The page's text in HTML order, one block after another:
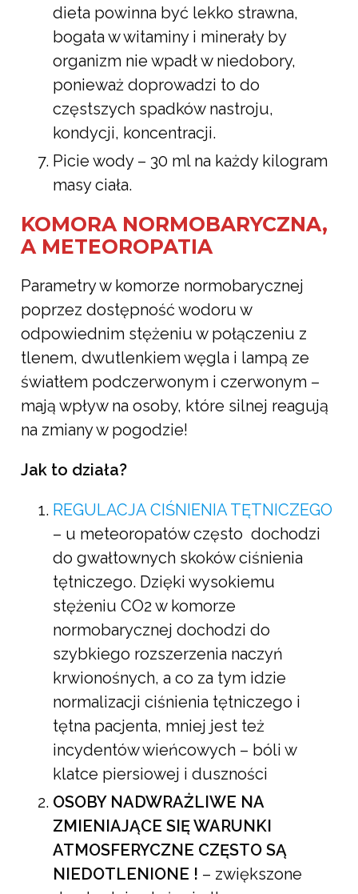
dieta powinna być lekko strawna,
bogata w witaminy i minerały by
organizm nie wpadł w niedobory,
ponieważ doprowadzi to do
częstszych spadków nastroju,
kondycji, koncentracji.
Picie wody – 30 ml na każdy kilogram
masy ciała.
KOMORA NORMOBARYCZNA,
A METEOROPATIA
Parametry w komorze normobarycznej
poprzez dostępność wodoru w
odpowiednim stężeniu w połączeniu z
tlenem, dwutlenkiem węgla i lampą ze
światłem podczerwonym i czerwonym –
mają wpływ na osoby, które silnej reagują
na zmiany w pogodzie!
Jak to działa?
REGULACJA CIŚNIENIA TĘTNICZEGO
– u meteoropatów często dochodzi
do gwałtownych skoków ciśnienia
tętniczego. Dzięki wysokiemu
stężeniu CO2 w komorze
normobarycznej dochodzi do
szybkiego rozszerzenia naczyń
krwionośnych, a co za tym idzie
normalizacji ciśnienia tętniczego i
tętna pacjenta, mniej jest też
incydentów wieńcowych – bóli w
klatce piersiowej i duszności
OSOBY NADWRAŻLIWE NA
ZMIENIAJĄCE SIĘ WARUNKI
ATMOSFERYCZNE CZĘSTO SĄ
NIEDOTLENIONE ! – zwiększone